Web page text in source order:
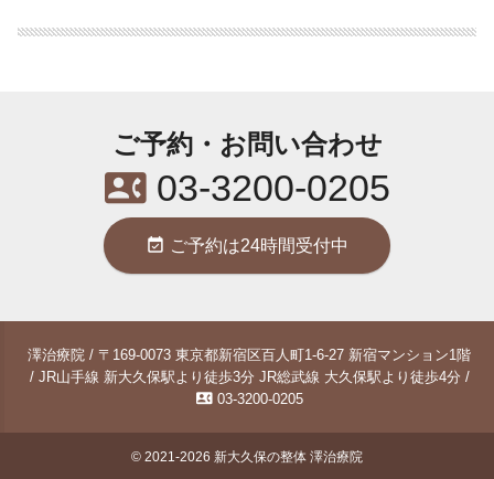
ご予約・お問い合わせ
contact_phone03-3200-0205
event_available ご予約は24時間受付中
澤治療院 / 〒169-0073 東京都新宿区百人町1-6-27 新宿マンション1階
/ JR山手線 新大久保駅より徒歩3分 JR総武線 大久保駅より徒歩4分 /
contact_phone03-3200-0205
© 2021-2026 新大久保の整体 澤治療院